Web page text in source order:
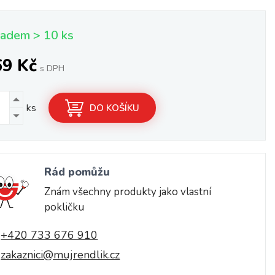
> 10 ks
Kč s DPH
ks DO KOŠÍKU
Rád pomůžu
Znám všechny produkty jako vlastní
pokličku
+420 733 676 910
zakaznici@mujrendlik.cz